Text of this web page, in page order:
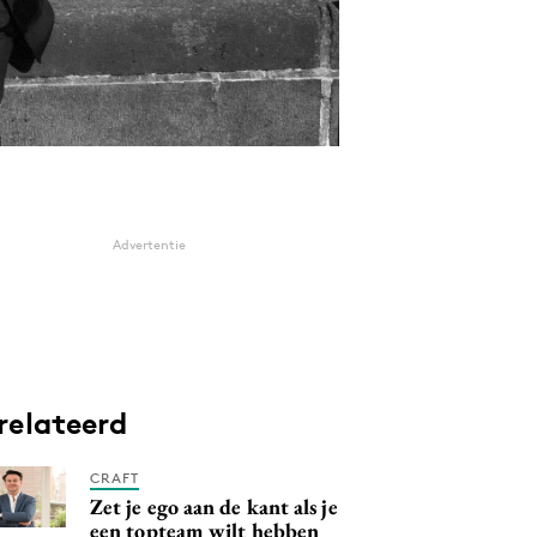
Advertentie
CRAFT
Zet je ego aan de kant als je
een topteam wilt hebben